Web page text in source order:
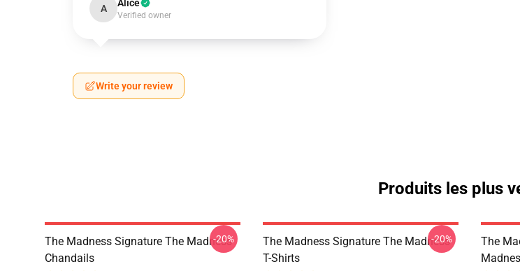
A Alice
Verified owner
Write your review
Produits les plus
The Madness Signature The Madness
Chandails
-20%
The Madness Signature The Madness
T-Shirts
-20%
The